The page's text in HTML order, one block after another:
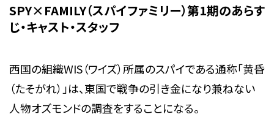
SPY×FAMILY（スパイファミリー）第1期のあらす
じ・キャスト・スタッフ
西国の組織WIS（ワイズ）所属のスパイである通称「黄昏
（たそがれ）」は、東国で戦争の引き金になり兼ねない
人物オズモンドの調査をすることになる。